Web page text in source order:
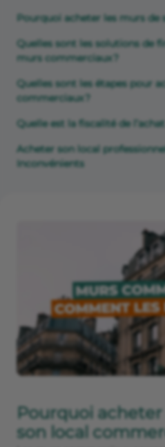
Pourquoi acheter les murs de
Quelles sont les solutions de
murs commerciaux ?
Quelles sont les étapes pour
commerciaux ?
Quelle est la fiscalité de
Acheter son local
Inconvénients
Pourquoi
son local